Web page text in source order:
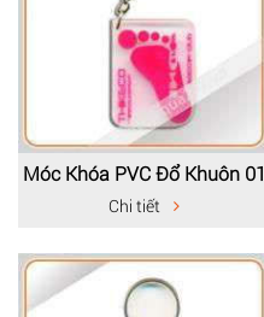
Móc Khóa PVC Đổ Khuôn 01
Chi tiết